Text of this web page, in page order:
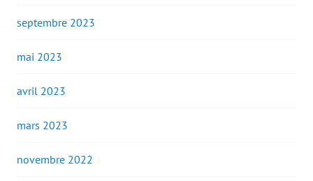
septembre 2023
mai 2023
avril 2023
mars 2023
novembre 2022